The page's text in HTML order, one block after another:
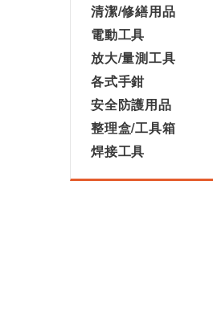
清潔/修繕用品
電動工具
放大/量測工具
各式手鉗
安全防護用品
整理盒/工具箱
焊接工具